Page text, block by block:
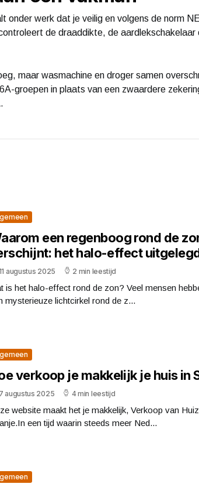
onder werk dat je veilig en volgens de norm
de draaddikte, de aardlekschakelaar
maar wasmachine en droger samen
groepen in plaats van een zwaardere
een regenboog rond de
het halo-effect
augustus 2025 2 min leestijd
is het halo-effect rond de zon? Veel mensen
mysterieuze lichtcirkel rond de z...
verkoop je makkelijk je huis in
7 augustus 2025 4 min leestijd
website maakt het je makkelijk, Verkoop van
een tijd waarin steeds meer Ned...